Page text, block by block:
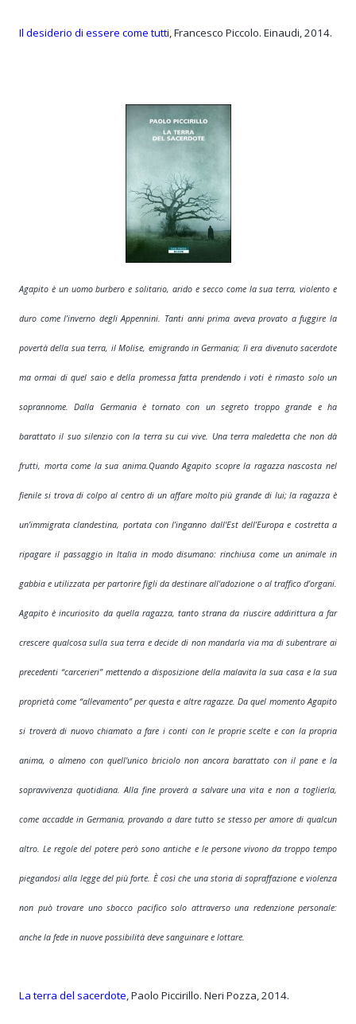
Il desiderio di essere come tutti, Francesco Piccolo. Einaudi, 2014.
Agapito è un uomo burbero e solitario, arido e secco come la sua terra, violento e
duro come l’inverno degli Appennini. Tanti anni prima aveva provato a fuggire la
povertà della sua terra, il Molise, emigrando in Germania; lìera divenuto sacerdote
ma ormai di quel saio e della promessa fatta prendendo i voti è rimasto solo un
soprannome. Dalla Germania è tornato con un segreto troppo grande e ha
barattato il suo silenzio con la terra su cui vive. Una terra maledetta che non dà
frutti, morta come la sua anima.Quando Agapito scopre la ragazza nascosta nel
fienile si trova di colpo al centro di un affare molto più grande di lui; la ragazza è
un’immigrata clandestina, portata con l’inganno dall'Est dell’Europa e costretta a
ripagare il passaggio in Italia in modo disumano: rinchiusa come un animale in
gabbia e utilizzata per partorire figli da destinare all'adozione o al traffico d’organi.
Agapito è incuriosito da quella ragazza, tanto strana da riuscire addirittura a far
crescere qualcosa sulla sua terra e decide di non mandarla via ma di subentrare ai
precedenti “carcerieri” mettendo a disposizione della malavita la sua casa e la sua
proprietà come “allevamento” per questa e altre ragazze. Da quel momento Agapito
si troverà di nuovo chiamato a fare i conti con le proprie scelte e con la propria
anima, o almeno con quell'unico briciolo non ancora barattato con il pane e la
sopravvivenza quotidiana. Alla fine proverà a salvare una vita e non a toglierla,
come accadde in Germania, provando a dare tutto se stesso per amore di qualcun
altro. Le regole del potere però sono antiche e le persone vivono da troppo tempo
piegandosi alla legge del più forte. È così che una storia di sopraffazione e violenza
non può trovare uno sbocco pacifico solo attraverso una redenzione personale:
anche la fede in nuove possibilità deve sanguinare e lottare.
La terra del sacerdote, Paolo Piccirillo. Neri Pozza, 2014.